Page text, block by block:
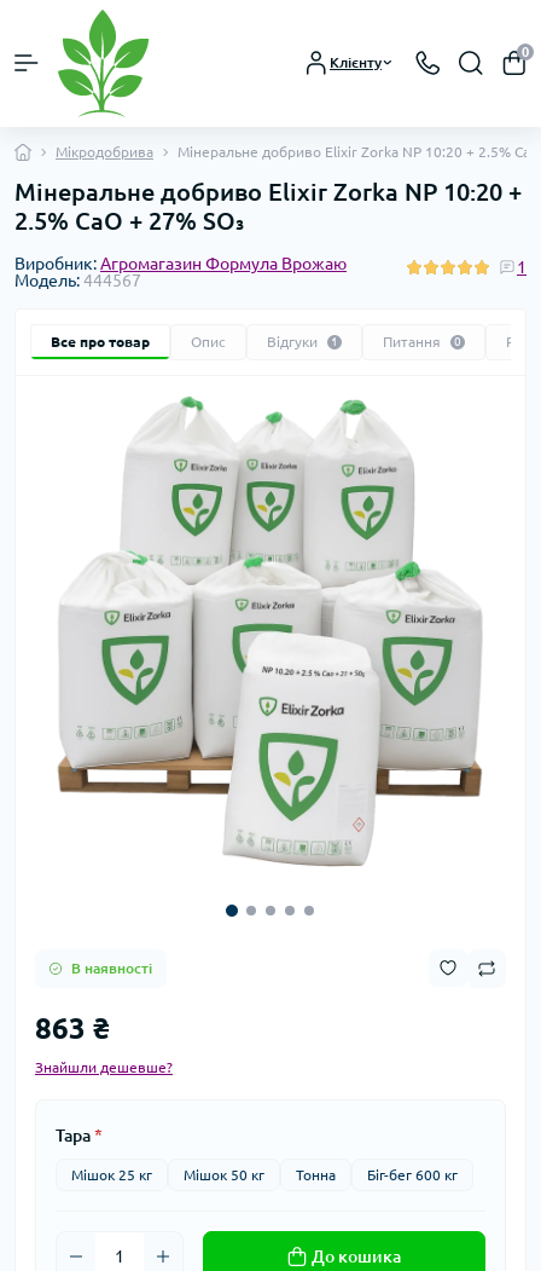
Клієнту
0
Мікродобрива Мінеральне добриво Elixir Zorka NP 10:20 + 2.5% CaO
Мінеральне добриво Elixir Zorka NP 10:20 +
2.5% CaO + 27% SO₃
Виробник:Агромагазин Формула Врожаю
Модель:444567
1
Все про товар Опис Відгуки 1 Питання 0
В наявності
863 ₴
Знайшли дешевше?
Тара*
Мішок 25 кг Мішок 50 кг Тонна Біг-бег 600 кг
До кошика